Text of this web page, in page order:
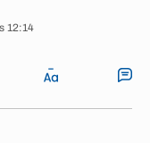
12:14